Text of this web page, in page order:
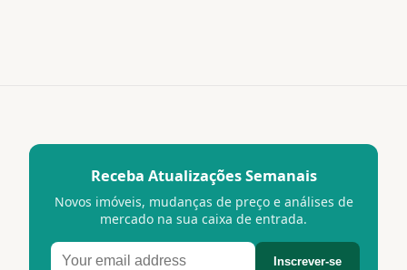
Receba Atualizações Semanais
Novos imóveis, mudanças de preço e análises de
mercado na sua caixa de entrada.
Inscrever-se